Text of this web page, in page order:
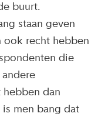
buurt.
staan geven
ook recht hebben
die
dan
is men bang dat